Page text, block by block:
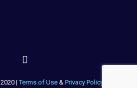
|Terms of Use & Privacy Policy